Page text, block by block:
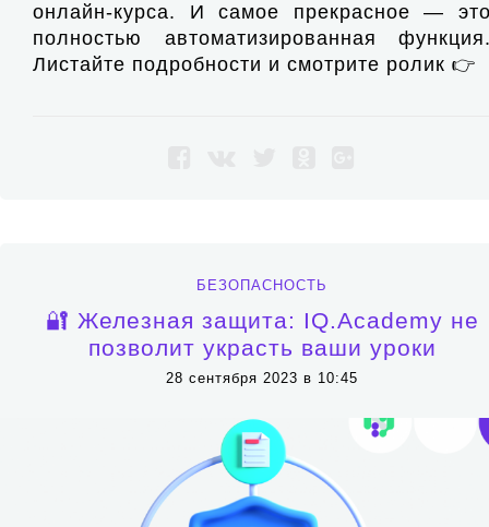
онлайн-курса. И самое прекрасное —
полностью автоматизированная
Листайте подробности и смотрите ролик 👉
БЕЗОПАСНОСТЬ
🔐 Железная защита: IQ.Academy не
позволит украсть ваши уроки
28 сентября 2023 в 10:45